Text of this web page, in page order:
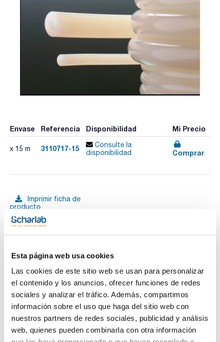
Esta página web usa cookies
Las cookies de este sitio web se usan para personalizar
el contenido y los anuncios, ofrecer funciones de redes
sociales y analizar el tráfico. Además, compartimos
información sobre el uso que haga del sitio web con
nuestros partners de redes sociales, publicidad y análisis
web, quienes pueden combinarla con otra información
Envase Referencia Disponibilidad Mi Precio
x 15 m 3110717-15
Consulte la
disponibilidad
Comprar
Imprimir ficha de
producto
Características
Diámetro interno (mm) : 7
Tubería de silicona transparente dureza 60 Shore A.
Estabilidad térmica de -60°C a +200°C. Estabilidad térmica
breve: +260°C. Tolerancias dimensionales según DIN ISO
3302-1 E2. Adecuado para bombas peristálticas.
Citotoxicidad (USP Clase 1-6) hemólisis, pirogenicidad,
sensibilización, Citotoxicidad ISO 10993-1. Inocuidad
alimentaria, BFR XV, FDA CFR 21§ 177.2600
Ver más
Documentación técnica
TDS / Ficha técnica
Regístrate para
COA
Regístrate para